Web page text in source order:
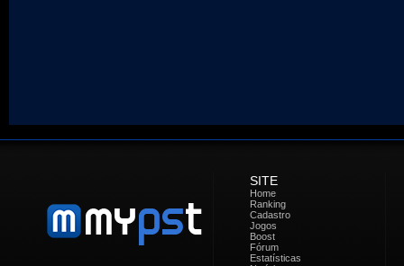
SITE
Home
Ranking
Cadastro
Jogos
Boost
Fórum
Estatísticas